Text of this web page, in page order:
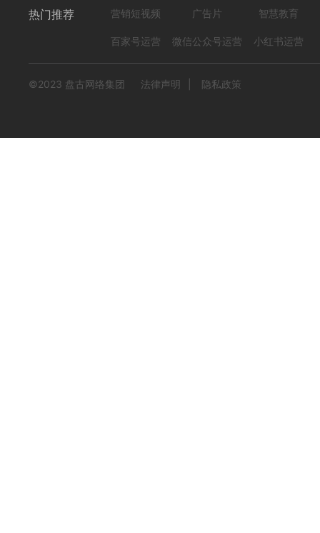
热门推荐 营销短视频 广告片 智慧教育
百家号运营 微信公众号运营 小红书运营
©2023 盘古网络集团 法律声明 隐私政策